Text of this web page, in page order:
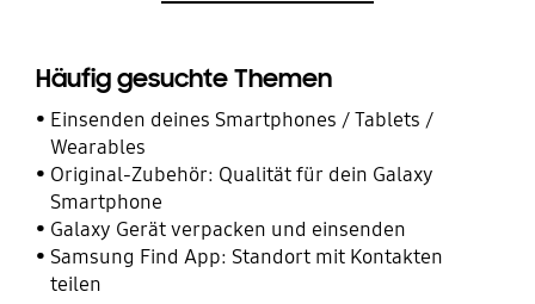
Häufig gesuchte Themen
Einsenden deines Smartphones / Tablets /
Wearables
Original-Zubehör: Qualität für dein Galaxy
Smartphone
Galaxy Gerät verpacken und einsenden
Samsung Find App: Standort mit Kontakten
teilen